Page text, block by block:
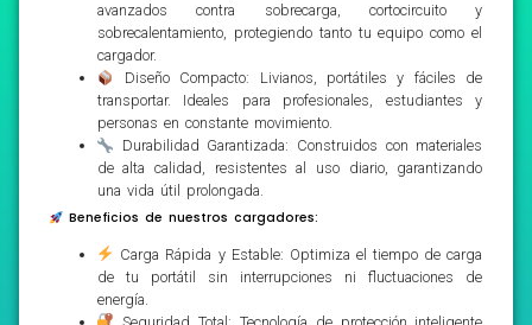
avanzados contra sobrecarga, cortocircuito y
sobrecalentamiento, protegiendo tanto tu equipo como el
cargador.
Diseño Compacto: Livianos, portátiles y fáciles de
transportar. Ideales para profesionales, estudiantes y
personas en constante movimiento.
Durabilidad Garantizada: Construidos con materiales
de alta calidad, resistentes al uso diario, garantizando
una vida útil prolongada.
Beneficios de nuestros cargadores:
Carga Rápida y Estable: Optimiza el tiempo de carga
de tu portátil sin interrupciones ni fluctuaciones de
energía.